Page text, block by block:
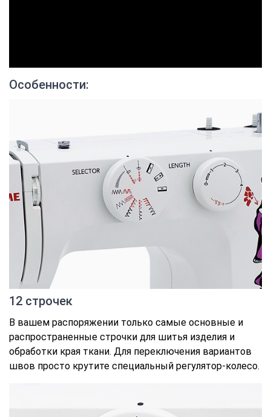
Особенности:
12 строчек
В вашем распоряжении только самые основные и
распространенные строчки для шитья изделия и
обработки края ткани. Для переключения вариантов
швов просто крутите специальный регулятор-колесо.